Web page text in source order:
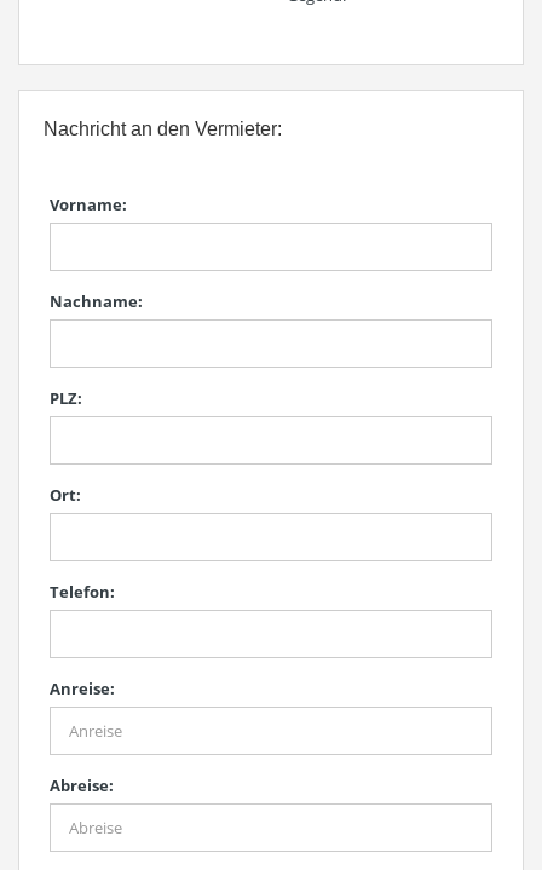
Nachricht an den Vermieter:
Vorname:
Nachname:
PLZ:
Ort:
Telefon:
Anreise:
Abreise: